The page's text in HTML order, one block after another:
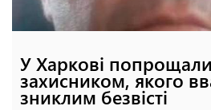
У Харкові
захисником, якого
зниклим безвісті